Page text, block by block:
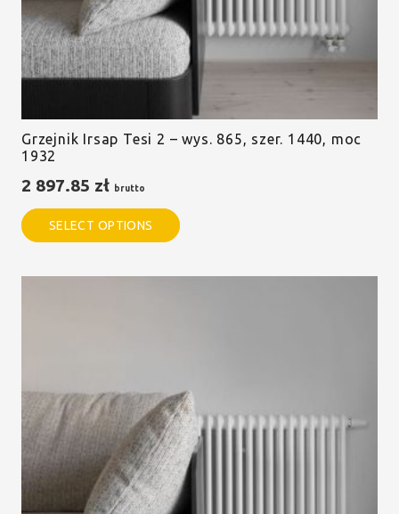
Grzejnik Irsap Tesi 2 – wys. 865, szer. 1440, moc
1932
2 897.85 zł brutto
SELECT OPTIONS